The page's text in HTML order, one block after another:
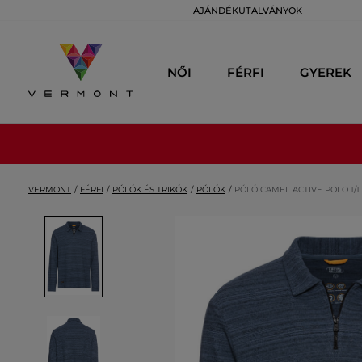
AJÁNDÉKUTALVÁNYOK
NŐI FÉRFI GYEREK
VERMONT FÉRFI PÓLÓK ÉS TRIKÓK PÓLÓK PÓLÓ CAMEL ACTIVE POLO 1/